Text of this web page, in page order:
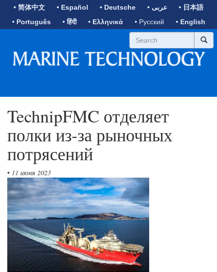
• 简体中文 • Español • Deutsche • عربى
• 日本語
• Português
• हिंदी • Ελληνικά • Русский • English
TechnipFMC отделяет
полки из-за рыночных
потрясений
• 11 июня 2023